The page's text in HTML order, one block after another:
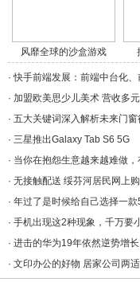
风靡全球的沙盒游戏
《/a>
·快手前端发展：前端中台化
· 加盟欧美思少儿美术 营收多
· 五大关键词深入解析未来门
· 三星推出Galaxy Tab S6 5G
· 当你在抱怨生意越来越难做
· 无接触配送 绥芬河居民网上
· 年过了是时候给自己选择一
· 手机出现这2种现象，千万要
· 进击的华为19年依然逆势增
· 文印办公的好物 居家公司两